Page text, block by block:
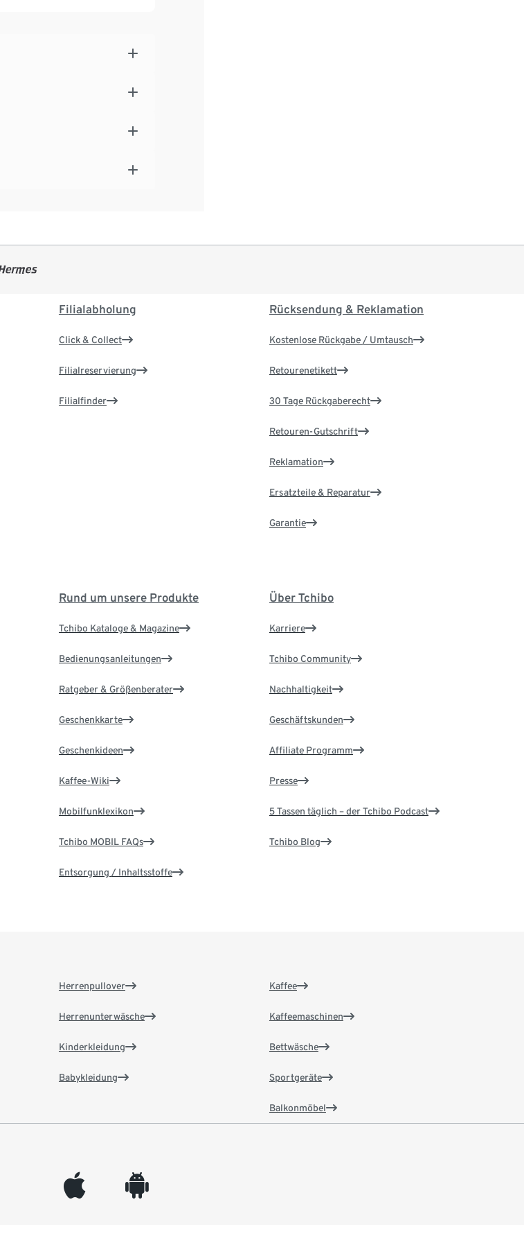
Filialabholung
Click & Collect
Filialreservierung
Filialfinder
Rücksendung & Reklamation
Kostenlose Rückgabe / Umtausch
Retourenetikett
30 Tage Rückgaberecht
Retouren-Gutschrift
Reklamation
Ersatzteile & Reparatur
Garantie
Rund um unsere Produkte
Tchibo Kataloge & Magazine
Bedienungsanleitungen
Ratgeber & Größenberater
Geschenkkarte
Geschenkideen
Kaffee-Wiki
Mobilfunklexikon
Tchibo MOBIL FAQs
Entsorgung / Inhaltsstoffe
Über Tchibo
Karriere
Tchibo Community
Nachhaltigkeit
Geschäftskunden
Affiliate Programm
Presse
5 Tassen täglich – der Tchibo Podcast
Tchibo Blog
Herrenpullover
Herrenunterwäsche
Kinderkleidung
Babykleidung
Kaffee
Kaffeemaschinen
Bettwäsche
Sportgeräte
Balkonmöbel
appleinc android